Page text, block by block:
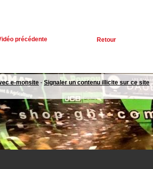
précédente Retour
e-monsite -Signaler un contenu illicite sur ce site